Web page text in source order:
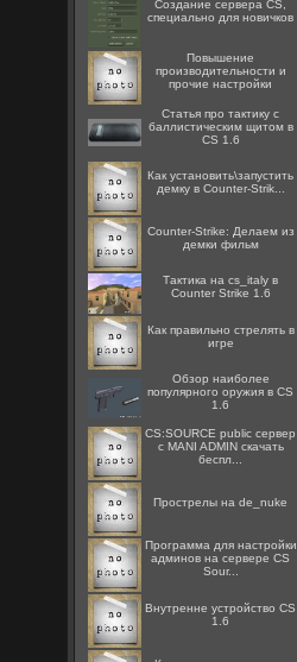
Создание сервера CS,
специально для новичков
Повышение
производительности и
прочие настройки
Статья про тактику с
баллистическим щитом в
CS 1.6
Как установить\запустить
демку в Counter-Strik...
Counter-Strike: Делаем из
демки фильм
Тактика на cs_italy в
Counter Strike 1.6
Как правильно стрелять в
игре
Обзор наиболее
популярного оружия в CS
1.6
CS:SOURCE public сервер
с MANI ADMIN скачать
беспл...
Прострелы на de_nuke
Программа для настройки
админов на сервере CS
Sour...
Внутренне устройство CS
1.6